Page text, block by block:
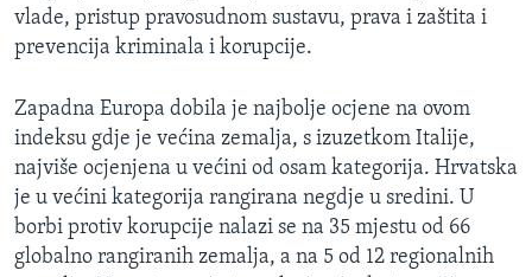
vlade, pristup pravosudnom sustavu, prava i zaštita i
prevencija kriminala i korupcije.
Zapadna Europa dobila je najbolje ocjene na ovom
indeksu gdje je većina zemalja, s izuzetkom Italije,
najviše ocjenjena u većini od osam kategorija. Hrvatska
je u većini kategorija rangirana negdje u sredini. U
borbi protiv korupcije nalazi se na 35 mjestu od 66
globalno rangiranih zemalja, a na 5 od 12 regionalnih